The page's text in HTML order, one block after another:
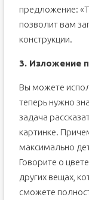
предложение:
позволит вам
конструкции.
3. Изложение
Вы можете
теперь нужно
задача
картинке.
максимально
Говорите о
других вещах,
сможете